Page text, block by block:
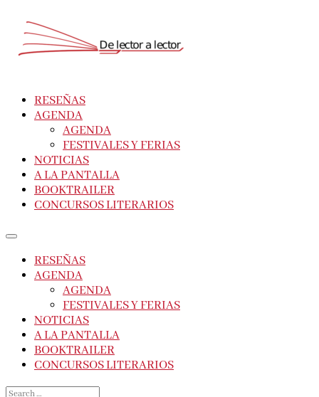
RESEÑAS
AGENDA
AGENDA
FESTIVALES Y FERIAS
NOTICIAS
A LA PANTALLA
BOOKTRAILER
CONCURSOS LITERARIOS
RESEÑAS
AGENDA
AGENDA
FESTIVALES Y FERIAS
NOTICIAS
A LA PANTALLA
BOOKTRAILER
CONCURSOS LITERARIOS